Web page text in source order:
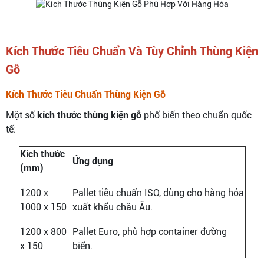
Kích Thước Tiêu Chuẩn Và Tùy Chỉnh Thùng Kiện
Gỗ
Kích Thước Tiêu Chuẩn Thùng Kiện Gỗ
Một số kích thước thùng kiện gỗ phổ biến theo chuẩn quốc
tế:
Kích thước
(mm)
Ứng dụng
1200 x
1000 x 150
Pallet tiêu chuẩn ISO, dùng cho hàng hóa
xuất khẩu châu Âu.
1200 x 800
x 150
Pallet Euro, phù hợp container đường
biển.